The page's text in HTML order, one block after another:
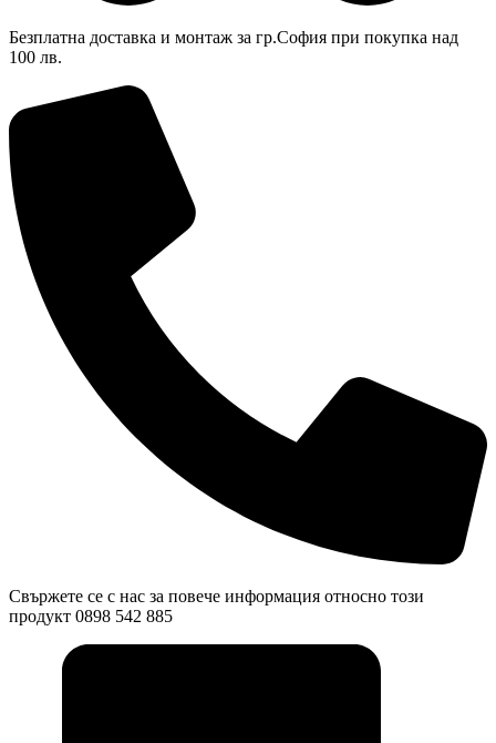
Безплатна доставка и монтаж за гр.София при покупка над
100 лв.
Свържете се с нас за повече информация относно този
продукт 0898 542 885